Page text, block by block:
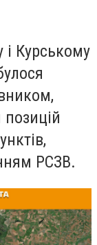
Курському
позицій
РСЗВ.